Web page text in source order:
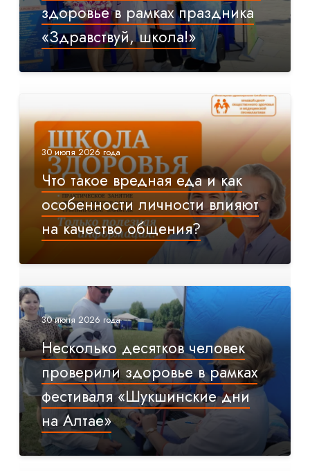
здоровье в рамках праздника
«Здравствуй, школа!»
30 июля 2026 года
Что такое вредная еда и как
особенности личности влияют
на качество общения?
30 июля 2026 года
Несколько десятков человек
проверили здоровье в рамках
фестиваля «Шукшинские дни
на Алтае»